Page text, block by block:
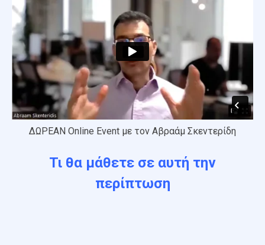
ΔΩΡΕΑΝ Online Event με τον Αβραάμ Σκεντερίδη
Τι θα μάθετε σε αυτή την
περίπτωση